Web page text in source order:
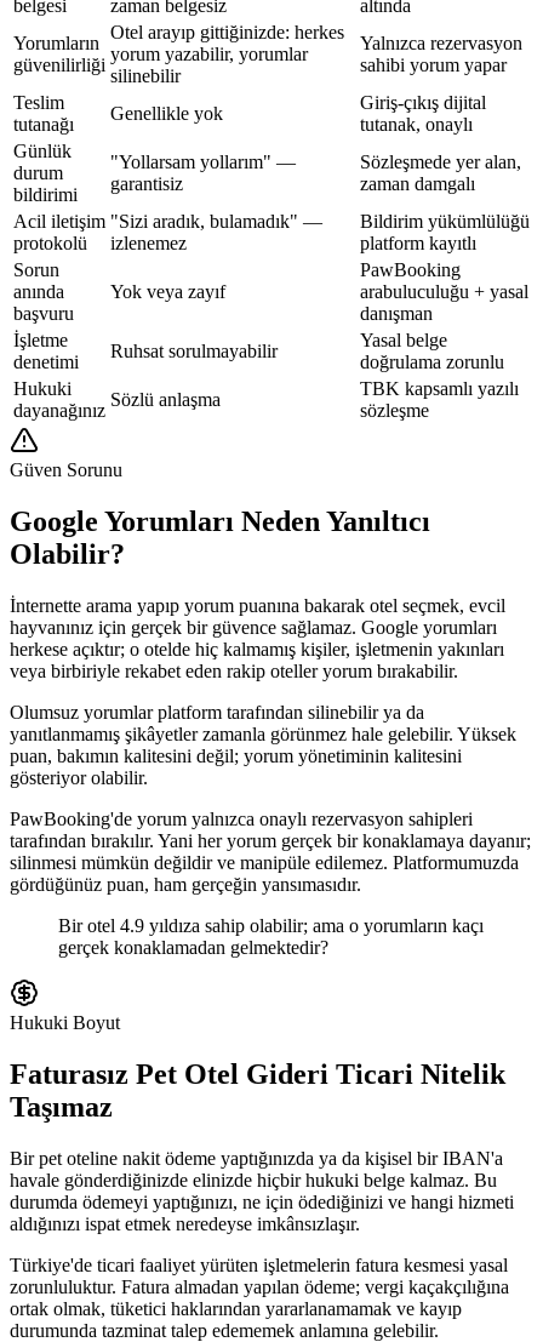
belgesi
zaman belgesiz
altında
Yorumların
güvenilirliği
Otel arayıp gittiğinizde: herkes
yorum yazabilir, yorumlar
silinebilir
Yalnızca rezervasyon
sahibi yorum yapar
Teslim
tutanağı
Genellikle yok
Giriş-çıkış dijital
tutanak, onaylı
Günlük
durum
bildirimi
"Yollarsam yollarım" —
garantisiz
Sözleşmede yer alan,
zaman damgalı
Acil iletişim
protokolü
"Sizi aradık, bulamadık" —
izlenemez
Bildirim yükümlülüğü
platform kayıtlı
Sorun
anında
başvuru
Yok veya zayıf
PawBooking
arabuluculuğu + yasal
danışman
İşletme
denetimi
Ruhsat sorulmayabilir
Yasal belge
doğrulama zorunlu
Hukuki
dayanağınız
Sözlü anlaşma
TBK kapsamlı yazılı
sözleşme
Güven Sorunu
Google Yorumları Neden Yanıltıcı
Olabilir?
İnternette arama yapıp yorum puanına bakarak otel seçmek, evcil
hayvanınız için gerçek bir güvence sağlamaz. Google yorumları
herkese açıktır; o otelde hiç kalmamış kişiler, işletmenin yakınları
veya birbiriyle rekabet eden rakip oteller yorum bırakabilir.
Olumsuz yorumlar platform tarafından silinebilir ya da
yanıtlanmamış şikâyetler zamanla görünmez hale gelebilir. Yüksek
puan, bakımın kalitesini değil; yorum yönetiminin kalitesini
gösteriyor olabilir.
PawBooking'de yorum yalnızca onaylı rezervasyon sahipleri
tarafından bırakılır. Yani her yorum gerçek bir konaklamaya dayanır;
silinmesi mümkün değildir ve manipüle edilemez. Platformumuzda
gördüğünüz puan, ham gerçeğin yansımasıdır.
Bir otel 4.9 yıldıza sahip olabilir; ama o yorumların kaçı
gerçek konaklamadan gelmektedir?
Hukuki Boyut
Faturasız Pet Otel Gideri Ticari Nitelik
Taşımaz
Bir pet oteline nakit ödeme yaptığınızda ya da kişisel bir IBAN'a
havale gönderdiğinizde elinizde hiçbir hukuki belge kalmaz. Bu
durumda ödemeyi yaptığınızı, ne için ödediğinizi ve hangi hizmeti
aldığınızı ispat etmek neredeyse imkânsızlaşır.
Türkiye'de ticari faaliyet yürüten işletmelerin fatura kesmesi yasal
zorunluluktur. Fatura almadan yapılan ödeme; vergi kaçakçılığına
ortak olmak, tüketici haklarından yararlanamamak ve kayıp
durumunda tazminat talep edememek anlamına gelebilir.